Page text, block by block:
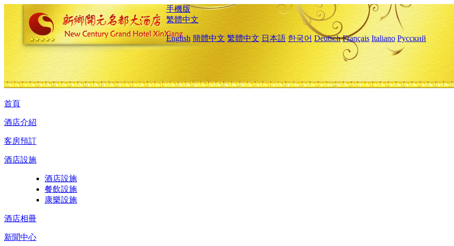
手機版
繁體中文
English 簡體中文 繁體中文 日本語 한국어 Deutsch Français Italiano Русский
首頁
酒店介紹
客房預訂
酒店設施
酒店設施
餐飲設施
康樂設施
酒店相冊
新聞中心